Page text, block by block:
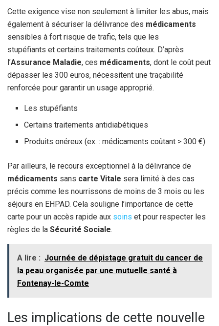
Cette exigence vise non seulement à limiter les abus, mais
également à sécuriser la délivrance des médicaments
sensibles à fort risque de trafic, tels que les
stupéfiants et certains traitements coûteux. D’après
l’Assurance Maladie, ces médicaments, dont le coût peut
dépasser les 300 euros, nécessitent une traçabilité
renforcée pour garantir un usage approprié.
Les stupéfiants
Certains traitements antidiabétiques
Produits onéreux (ex. : médicaments coûtant > 300 €)
Par ailleurs, le recours exceptionnel à la délivrance de
médicaments sans carte Vitale sera limité à des cas
précis comme les nourrissons de moins de 3 mois ou les
séjours en EHPAD. Cela souligne l’importance de cette
carte pour un accès rapide aux soins et pour respecter les
règles de la Sécurité Sociale.
A lire : Journée de dépistage gratuit du cancer de
la peau organisée par une mutuelle santé à
Fontenay-le-Comte
Les implications de cette nouvelle